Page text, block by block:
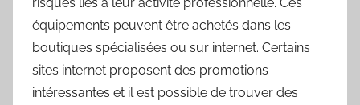
équipements peuvent être achetés dans les
boutiques spécialisées ou sur internet. Certains
sites internet proposent des promotions
intéressantes et il est possible de trouver des